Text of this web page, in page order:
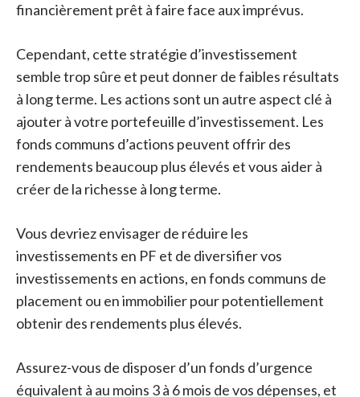
financièrement prêt à faire face aux imprévus.
Cependant, cette stratégie d’investissement
semble trop sûre et peut donner de faibles résultats
à long terme. Les actions sont un autre aspect clé à
ajouter à votre portefeuille d’investissement. Les
fonds communs d’actions peuvent offrir des
rendements beaucoup plus élevés et vous aider à
créer de la richesse à long terme.
Vous devriez envisager de réduire les
investissements en PF et de diversifier vos
investissements en actions, en fonds communs de
placement ou en immobilier pour potentiellement
obtenir des rendements plus élevés.
Assurez-vous de disposer d’un fonds d’urgence
équivalent à au moins 3 à 6 mois de vos dépenses, et